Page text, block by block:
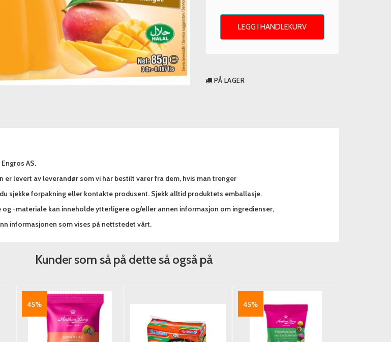
LEGG I HANDLEKURV
PÅ LAGER
AS.
er levert av leverandør som vi har bestilt varer fra dem, hvis man trenger
sjekke forpakning eller kontakte produsent. Sjekk alltid produktets emballasje.
og -materiale kan inneholde ytterligere og/eller annen informasjon om ingredienser,
informasjonen som vises på nettstedet vårt.
Kunder som så på dette så også på
45% 45%